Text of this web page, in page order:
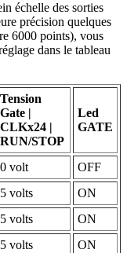
échelle des sorties
précision quelques
6000 points), vous
dans le tableau
Tension
Gate |
CLKx24 |
RUN/STOP
Led
GATE
0 volt
OFF
5 volts
ON
5 volts
ON
5 volts
ON